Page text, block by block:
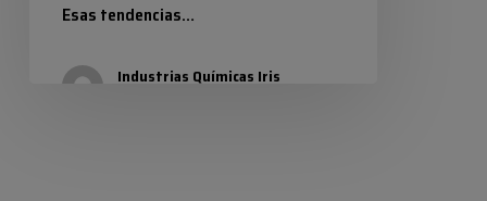
Esas tendencias…
Industrias Químicas Iris